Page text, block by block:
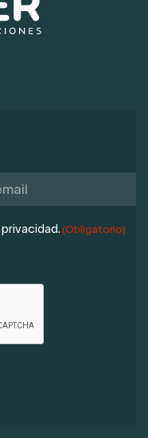
(Obligatorio)